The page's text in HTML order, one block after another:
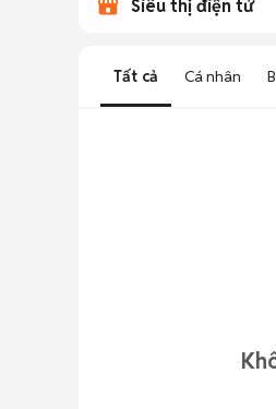
Siêu thị điện tử
Tất cả Cá nhân